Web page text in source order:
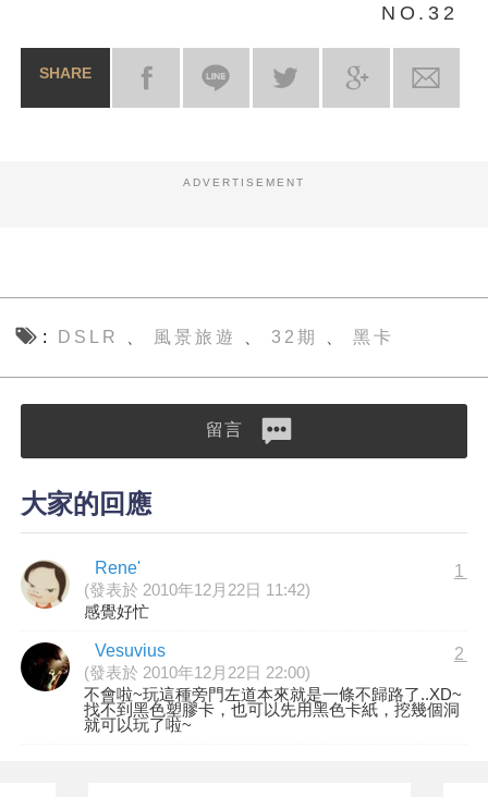
NO.32
SHARE
ADVERTISEMENT
DSLR 風景旅遊 32期 黑卡
留言
大家的回應
Rene'
(發表於 2010年12月22日 11:42)
1
感覺好忙
Vesuvius
(發表於 2010年12月22日 22:00)
2
不會啦~玩這種旁門左道本來就是一條不歸路了..XD~
找不到黑色塑膠卡，也可以先用黑色卡紙，挖幾個洞
就可以玩了啦~